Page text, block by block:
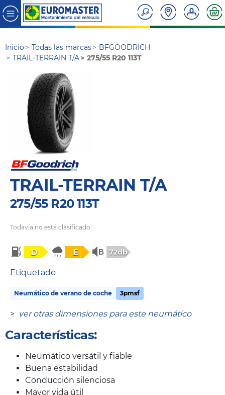
Inicio Todas las marcas
BFGOODRICH
TRAIL-TERRAIN T/A
275/55 R20 113T
TRAIL-TERRAIN T/A
275/55 R20 113T
Todavía no está clasificado
D E 72db
Etiquetado
Neumático de verano de coche 3pmsf
> ver otras dimensiones para este neumático
Características:
Neumático versátil y fiable
Buena estabilidad
Conducción silenciosa
Mayor vida útil